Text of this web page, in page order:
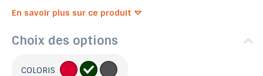
En savoir plus sur ce produit
Choix des options
COLORIS